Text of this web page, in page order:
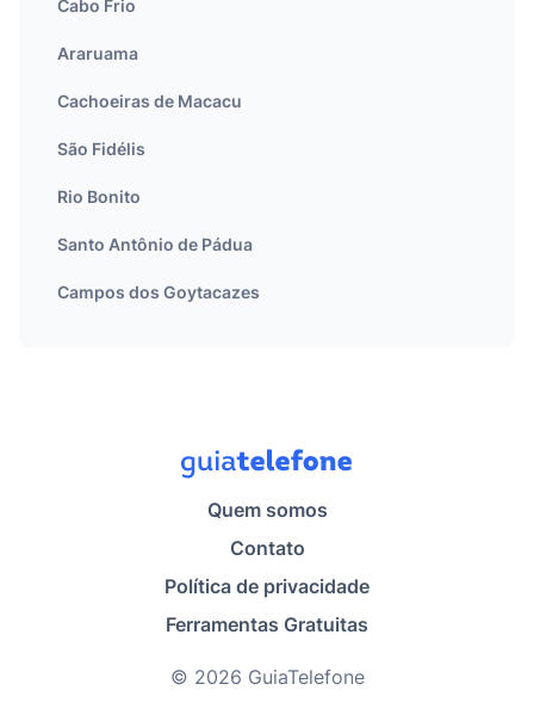
Cabo Frio
Araruama
Cachoeiras de Macacu
São Fidélis
Rio Bonito
Santo Antônio de Pádua
Campos dos Goytacazes
Quem somos
Contato
Política de privacidade
Ferramentas Gratuitas
© 2026 GuiaTelefone